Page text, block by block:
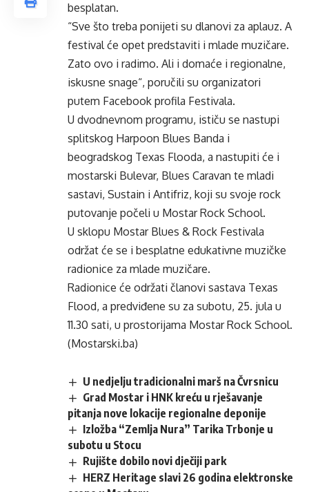
besplatan.
“Sve što treba ponijeti su dlanovi za aplauz. A
festival će opet predstaviti i mlade muzičare.
Zato ovo i radimo. Ali i domaće i regionalne,
iskusne snage“, poručili su organizatori
putem Facebook profila Festivala.
U dvodnevnom programu, ističu se nastupi
splitskog Harpoon Blues Banda i
beogradskog Texas Flooda, a nastupiti će i
mostarski Bulevar, Blues Caravan te mladi
sastavi, Sustain i Antifriz, koji su svoje rock
putovanje počeli u Mostar Rock School.
U sklopu Mostar Blues & Rock Festivala
održat će se i besplatne edukativne muzičke
radionice za mlade muzičare.
Radionice će održati članovi sastava Texas
Flood, a predviđene su za subotu, 25. jula u
11.30 sati, u prostorijama Mostar Rock School.
(Mostarski.ba)
U nedjelju tradicionalni marš na Čvrsnicu
Grad Mostar i HNK kreću u rješavanje
pitanja nove lokacije regionalne deponije
Izložba “Zemlja Nura” Tarika Trbonje u
subotu u Stocu
Rujište dobilo novi dječiji park
HERZ Heritage slavi 26 godina elektronske